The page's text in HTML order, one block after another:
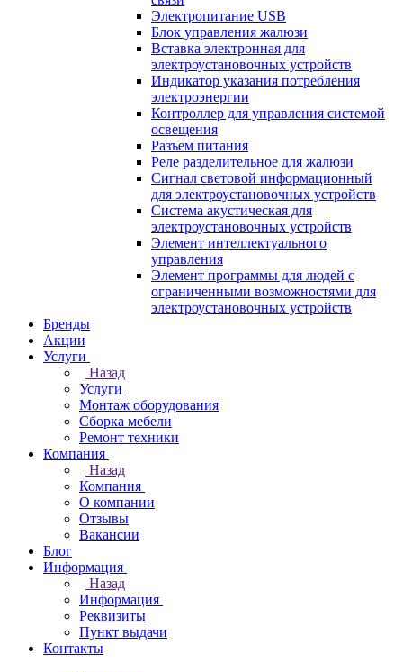
Электропитание USB
Блок управления жалюзи
Вставка электронная для
электроустановочных устройств
Индикатор указания потребления
электроэнергии
Контроллер для управления системой
освещения
Разъем питания
Реле разделительное для жалюзи
Сигнал световой информационный
для электроустановочных устройств
Система акустическая для
электроустановочных устройств
Элемент интеллектуального
управления
Элемент программы для людей с
ограниченными возможностями для
электроустановочных устройств
Бренды
Акции
Услуги
Назад
Услуги
Монтаж оборудования
Сборка мебели
Ремонт техники
Компания
Назад
Компания
О компании
Отзывы
Вакансии
Блог
Информация
Назад
Информация
Реквизиты
Пункт выдачи
Контакты